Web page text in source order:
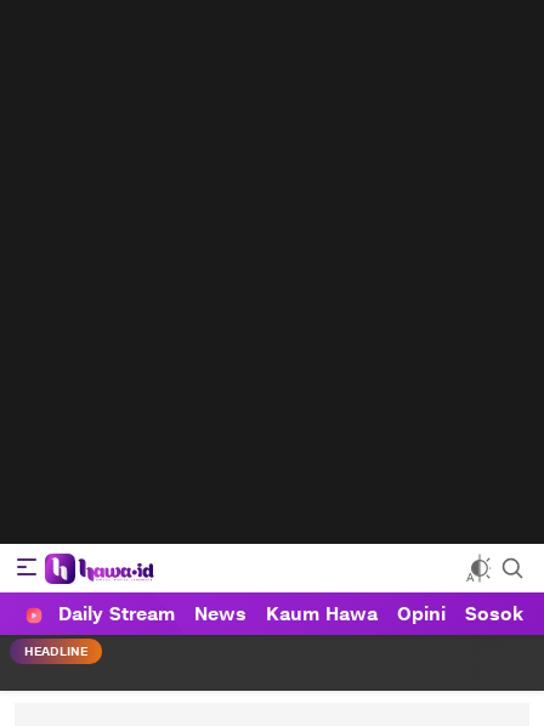
HAWA
Haluan Wanita Indonesia
Daily Stream News Kaum Hawa Opini Sosok
HEADLINE